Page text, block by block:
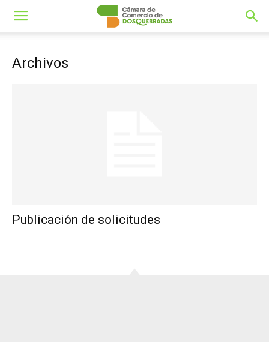
Archivos
Publicación de solicitudes